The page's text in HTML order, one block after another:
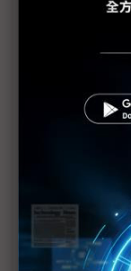
三星工會醞釀
Flash漲勢恐續
三星史上頭一
三星勞資僵局
行